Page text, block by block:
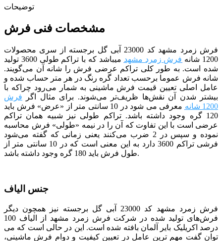
توضیحات
مشخصات فنی فرش
فرش زمرد مشهد کد 23000 آبی گل برجسته از سری محصولات
1200 شانه
فرش زمرد مشهد
می­باشد که با تراکم طولی 3600 تولید
شده است. به طور کلی تراکم عرضی فرش را شانه آن می‌گویند.
شانه فرش عموما برحسب تعداد گره رنگ در هر متر حساب شده و
عامل اصلی تعیین قیمت فرش ماشینی به شمار می‌رود چراکه با
بیشتر شدن آن نقش‌ها ظریف‌تر می‌شوند. برای مثال اگر فرش
1200 شانه
معرفی می شود در 10 سانتی متر از «عرض» فرش باید
120 گره وجود داشته باشد. تراکم طولی نیز شبیه همان تراکم
عرضی است با این تفاوت که آن را در نیمه «طولی» فرش محاسبه
نموده و سپس در 2 ضرب می‌کنند یعنی زمانی که گفته می‌شود
فرشی تراکم 3600 دارد به این معنی است که در 10 سانتی متر از
طول فرش باید 180 گره وجود داشته باشد.
جنس الیاف
فرش زمرد مشهد کد 23000 آبی گل برجسته
نیز همچون دیگر
فرش‌های تولید شده در شرکت فرش زمرد
مشهد از الیاف 100
درصد اکریلیک بایر آلمان بافته شده است. این در حالی است که می
توان گفت مهم ترین عامل در تعیین کیفیت و دوام فرش ماشینی،